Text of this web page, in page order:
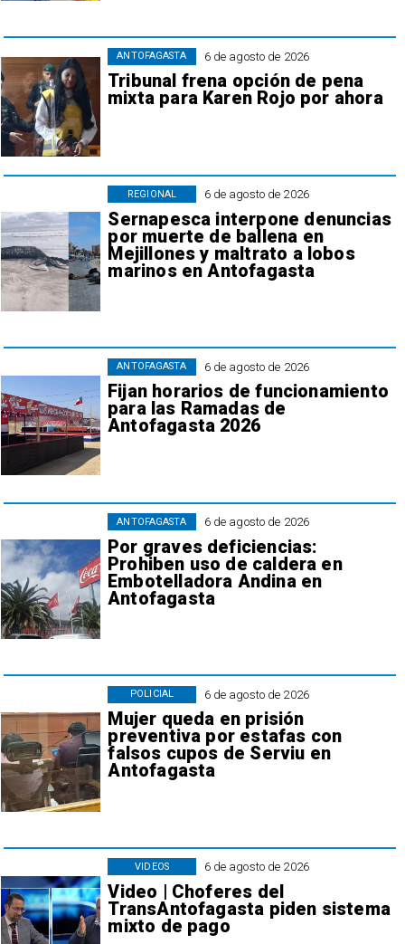
6 de agosto de 2026
Tribunal frena opción de pena
mixta para Karen Rojo por ahora
ANTOFAGASTA
6 de agosto de 2026
Sernapesca interpone denuncias
por muerte de ballena en
Mejillones y maltrato a lobos
marinos en Antofagasta
REGIONAL
6 de agosto de 2026
Fijan horarios de funcionamiento
para las Ramadas de
Antofagasta 2026
ANTOFAGASTA
6 de agosto de 2026
Por graves deficiencias:
Prohiben uso de caldera en
Embotelladora Andina en
Antofagasta
ANTOFAGASTA
6 de agosto de 2026
Mujer queda en prisión
preventiva por estafas con
falsos cupos de Serviu en
Antofagasta
POLICIAL
6 de agosto de 2026
Video | Choferes del
TransAntofagasta piden sistema
mixto de pago
VIDEOS